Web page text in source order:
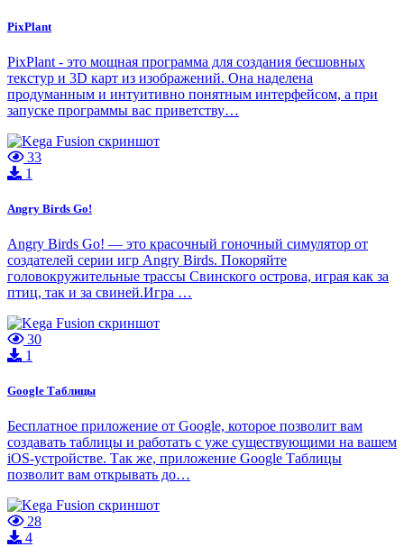
PixPlant
PixPlant - это мощная программа для создания бесшовных
текстур и 3D карт из изображений. Она наделена
продуманным и интуитивно понятным интерфейсом, а при
запуске программы вас приветству…
33
1
Angry Birds Go!
Angry Birds Go! — это красочный гоночный симулятор от
создателей серии игр Angry Birds. Покоряйте
головокружительные трассы Свинского острова, играя как за
птиц, так и за свиней.Игра …
30
1
Google Таблицы
Бесплатное приложение от Google, которое позволит вам
создавать таблицы и работать с уже существующими на вашем
iOS-устройстве. Так же, приложение Google Таблицы
позволит вам открывать до…
28
4